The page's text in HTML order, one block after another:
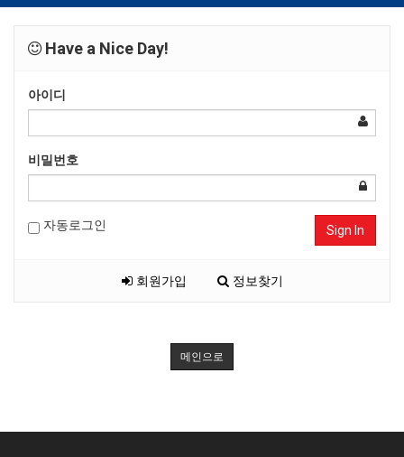
Have a Nice Day!
아이디
비밀번호
자동로그인 Sign In
회원가입 정보찾기
메인으로